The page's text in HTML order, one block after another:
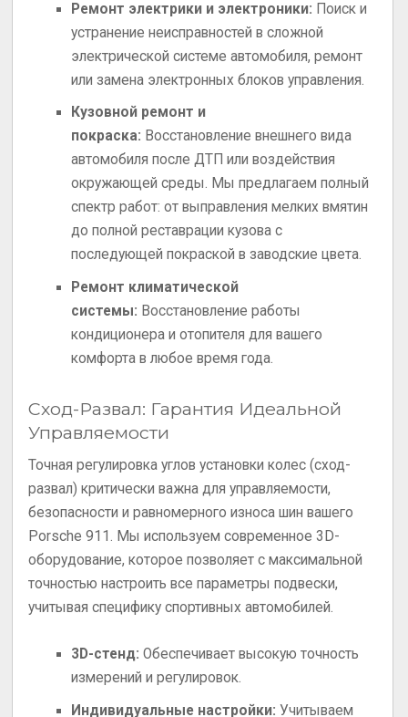
Ремонт электрики и электроники: Поиск и
устранение неисправностей в сложной
электрической системе автомобиля, ремонт
или замена электронных блоков управления.
Кузовной ремонт и
покраска: Восстановление внешнего вида
автомобиля после ДТП или воздействия
окружающей среды. Мы предлагаем полный
спектр работ: от выправления мелких вмятин
до полной реставрации кузова с
последующей покраской в заводские цвета.
Ремонт климатической
системы: Восстановление работы
кондиционера и отопителя для вашего
комфорта в любое время года.
Сход-Развал: Гарантия Идеальной
Управляемости
Точная регулировка углов установки колес (сход-
развал) критически важна для управляемости,
безопасности и равномерного износа шин вашего
Porsche 911. Мы используем современное 3D-
оборудование, которое позволяет с максимальной
точностью настроить все параметры подвески,
учитывая специфику спортивных автомобилей.
3D-стенд: Обеспечивает высокую точность
измерений и регулировок.
Индивидуальные настройки: Учитываем